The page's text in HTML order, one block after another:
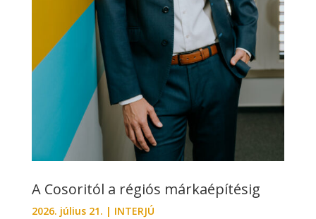
A Cosoritól a régiós márkaépítésig
2026. július 21. | INTERJÚ